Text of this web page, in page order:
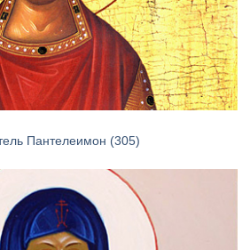
Пантелеимон (305)